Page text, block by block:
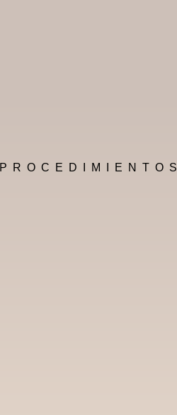
PROCEDIMIENTOS